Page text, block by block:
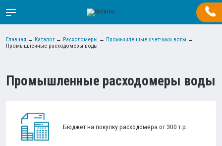
Главная → Каталог → Расходомеры → Промышленные счетчики воды →
Промышленные расходомеры воды
Промышленные расходомеры воды
Бюджет на покупку расходомера от 300 т.р.